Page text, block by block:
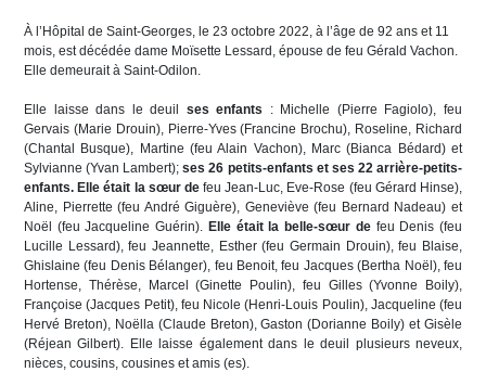
À l’Hôpital de Saint-Georges, le 23 octobre 2022, à l’âge de 92 ans et 11
mois, est décédée dame Moïsette Lessard, épouse de feu Gérald Vachon.
Elle demeurait à Saint-Odilon.
Elle laisse dans le deuil ses enfants : Michelle (Pierre Fagiolo), feu
Gervais (Marie Drouin), Pierre-Yves (Francine Brochu), Roseline, Richard
(Chantal Busque), Martine (feu Alain Vachon), Marc (Bianca Bédard) et
Sylvianne (Yvan Lambert);ses 26 petits-enfants et ses 22 arrière-petits-
enfants. Elle était la sœur defeu Jean-Luc, Eve-Rose (feu Gérard Hinse),
Aline, Pierrette (feu André Giguère), Geneviève (feu Bernard Nadeau) et
Noël (feu Jacqueline Guérin). Elle était la belle-sœur defeu Denis (feu
Lucille Lessard), feu Jeannette, Esther (feu Germain Drouin), feu Blaise,
Ghislaine (feu Denis Bélanger), feu Benoit, feu Jacques (Bertha Noël), feu
Hortense, Thérèse, Marcel (Ginette Poulin), feu Gilles (Yvonne Boily),
Françoise (Jacques Petit), feu Nicole (Henri-Louis Poulin), Jacqueline (feu
Hervé Breton), Noëlla (Claude Breton), Gaston (Dorianne Boily) et Gisèle
(Réjean Gilbert). Elle laisse également dans le deuil plusieurs neveux,
nièces, cousins, cousines et amis (es).